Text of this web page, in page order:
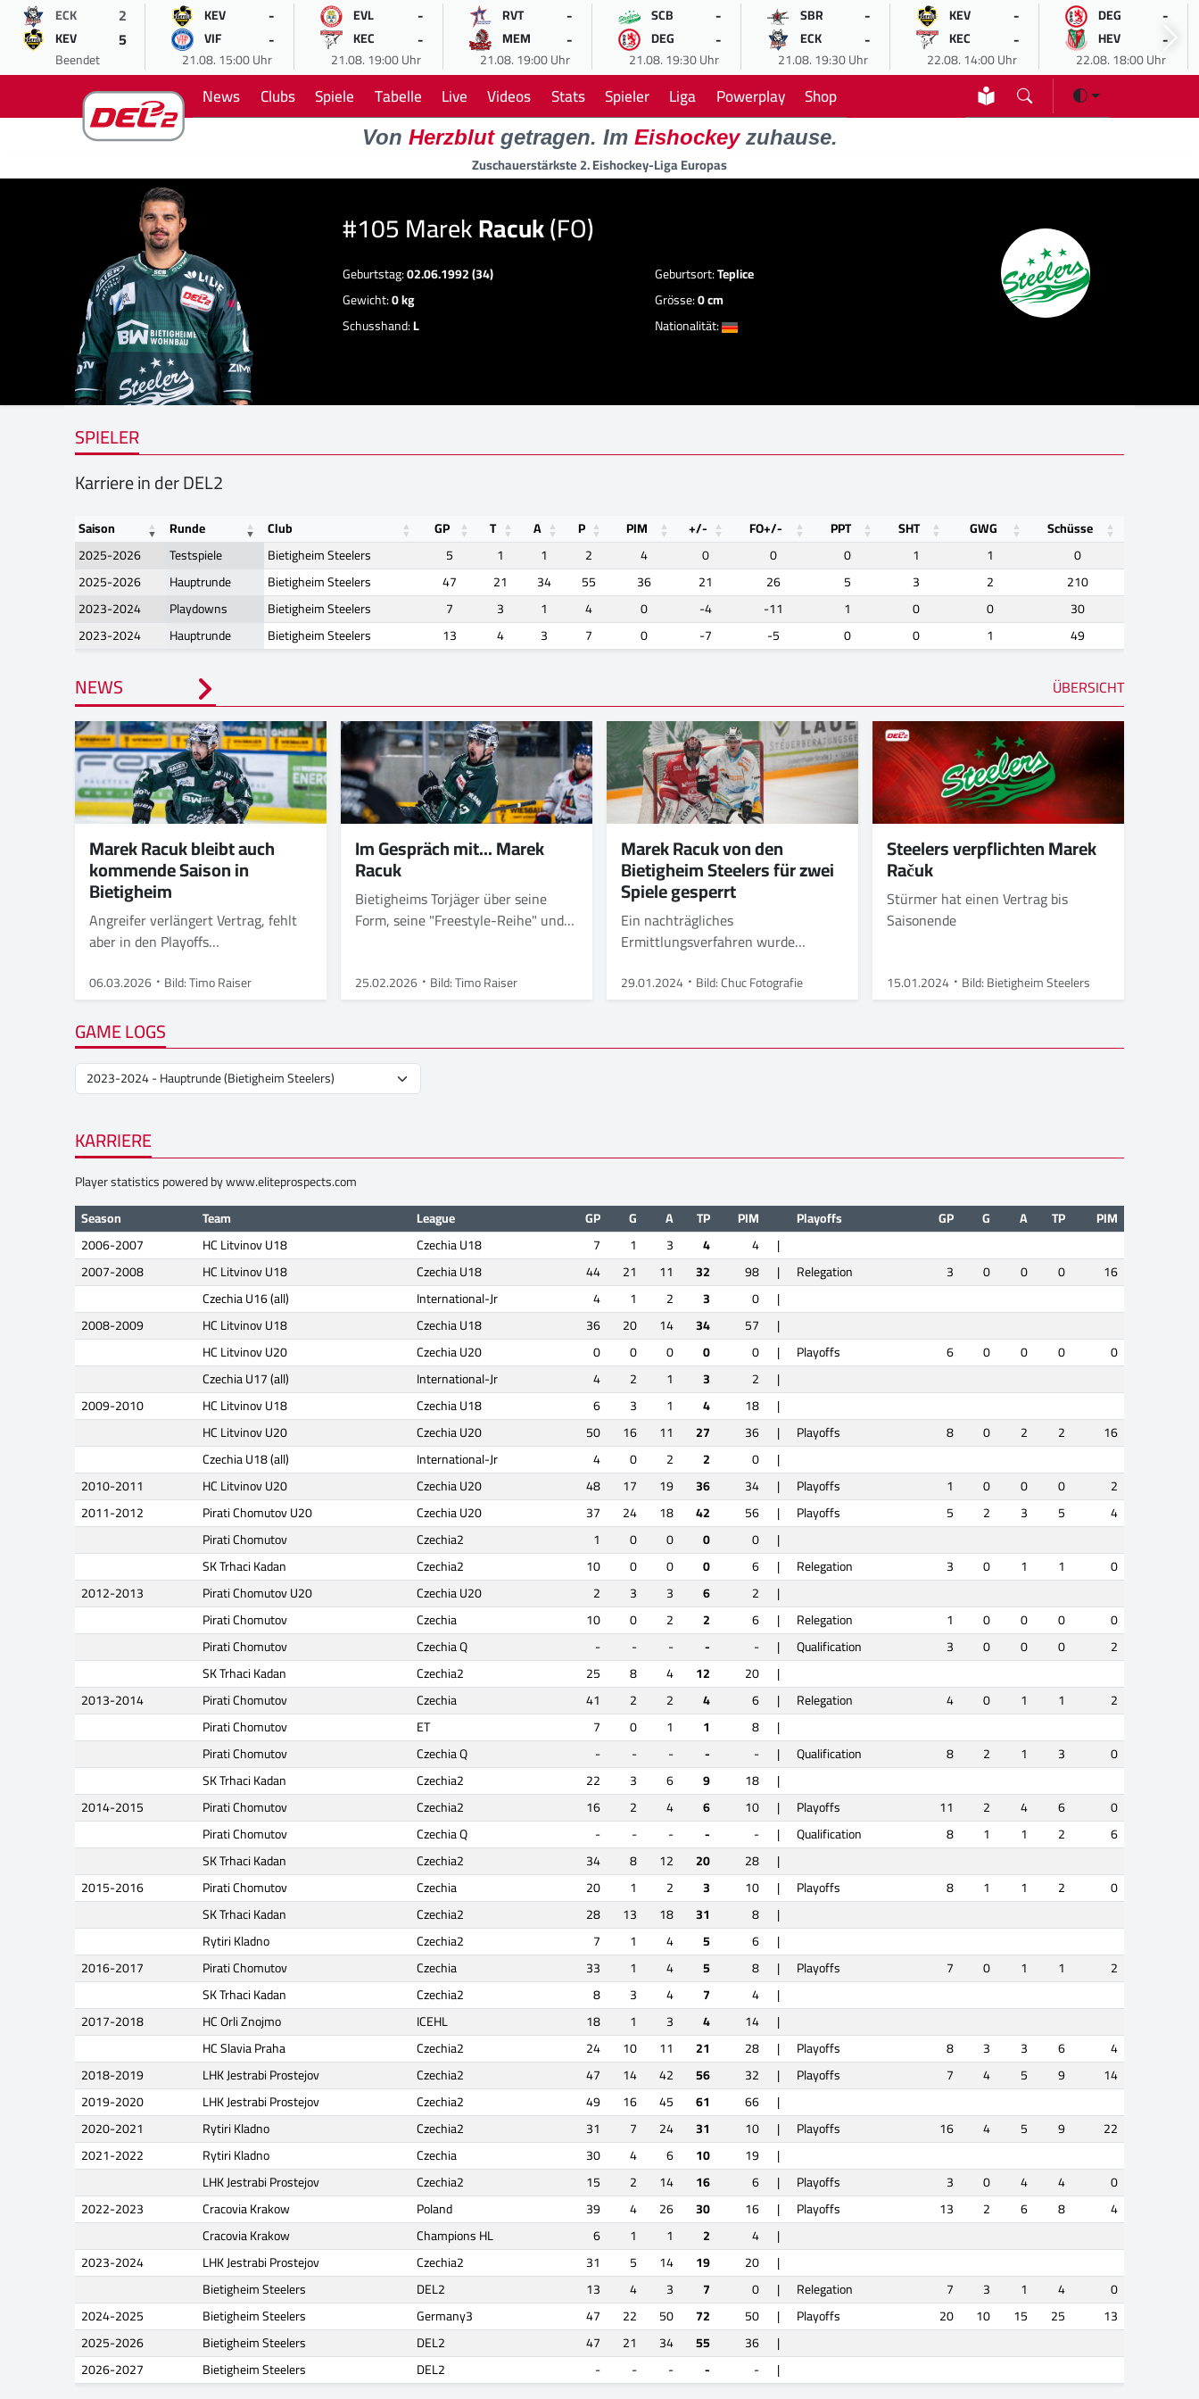
ECK 2
KEV 5
Beendet
KEV -
VIF -
21.08. 15:00 Uhr
EVL -
KEC -
21.08. 19:00 Uhr
RVT -
MEM -
21.08. 19:00 Uhr
SCB -
DEG -
21.08. 19:30 Uhr
SBR -
ECK -
21.08. 19:30 Uhr
KEV -
KEC -
22.08. 14:00 Uhr
DEG -
HEV -
22.08. 18:00 Uhr
News Clubs Spiele Tabelle Live Videos Stats Spieler Liga Powerplay Shop
Von Herzblutgetragen. Im Eishockeyzuhause.
Zuschauerstärkste 2. Eishockey-Liga Europas
#105 MarekRacuk(FO)
Geburtstag:02.06.1992 (34) Geburtsort:Teplice
Gewicht:0 kg Grösse:0 cm
Schusshand:L Nationalität:
SPIELER
Karriere in der DEL2
Saison Runde Club GP T A P PIM +/- FO+/- PPT SHT GWG
Schüsse
2025-2026
Testspiele Bietigheim Steelers 5 1 1 2 4 0 0 0 1 1
0
2025-2026
Hauptrunde Bietigheim Steelers 47 21 34 55 36 21 26 5 3 2
210
2023-2024
Playdowns Bietigheim Steelers 7 3 1 4 0 -4 -11 1 0 0
30
2023-2024
Hauptrunde Bietigheim Steelers 13 4 3 7 0 -7 -5 0 0 1 49
NEWS ÜBERSICHT
Marek Racuk bleibt auch
kommende Saison in
Bietigheim
Angreifer verlängert Vertrag, fehlt
aber in den Playoffs
06.03.2026 Bild: Timo Raiser
Im Gespräch mit... Marek
Racuk
Bietigheims Torjäger über seine
Form, seine "Freestyle-Reihe" und
25.02.2026 Bild: Timo Raiser
Marek Racuk von den
Bietigheim Steelers für zwei
Spiele gesperrt
Ein nachträgliches
Ermittlungsverfahren wurde
29.01.2024 Bild: Chuc Fotografie
Steelers verpflichten Marek
Račuk
Stürmer hat einen Vertrag bis
Saisonende
15.01.2024 Bild: Bietigheim Steelers
GAME LOGS
KARRIERE
Player statistics powered bywww.eliteprospects.com
Season
Team League GP G A TP PIM Playoffs GP G A TP
PIM
2006-2007
HC Litvinov U18 Czechia U18 7 1 3 4 4
|
2007-2008
HC Litvinov U18 Czechia U18 44 21 11 32 98 | Relegation 3 0 0 0
16
Czechia U16 (all)
International-Jr 4 1 2 3 0
|
2008-2009
HC Litvinov U18 Czechia U18 36 20 14 34 57
|
HC Litvinov U20
Czechia U20 0 0 0 0 0 | Playoffs 6 0 0 0
0
Czechia U17 (all)
International-Jr 4 2 1 3 2
|
2009-2010
HC Litvinov U18 Czechia U18 6 3 1 4 18
|
HC Litvinov U20
Czechia U20 50 16 11 27 36 | Playoffs 8 0 2 2
16
Czechia U18 (all)
International-Jr 4 0 2 2 0
|
2010-2011
HC Litvinov U20 Czechia U20 48 17 19 36 34 | Playoffs 1 0 0 0
2
2011-2012
Pirati Chomutov U20 Czechia U20 37 24 18 42 56 | Playoffs 5 2 3 5
4
Pirati Chomutov
Czechia2 1 0 0 0 0
|
SK Trhaci Kadan
Czechia2 10 0 0 0 6 | Relegation 3 0 1 1
0
2012-2013
Pirati Chomutov U20 Czechia U20 2 3 3 6 2
|
Pirati Chomutov
Czechia 10 0 2 2 6 | Relegation 1 0 0 0
0
Pirati Chomutov
Czechia Q - - - - - | Qualification 3 0 0 0
2
SK Trhaci Kadan
Czechia2 25 8 4 12 20
|
2013-2014
Pirati Chomutov Czechia 41 2 2 4 6 | Relegation 4 0 1 1
2
Pirati Chomutov
ET 7 0 1 1 8
|
Pirati Chomutov
Czechia Q - - - - - | Qualification 8 2 1 3
0
SK Trhaci Kadan
Czechia2 22 3 6 9 18
|
2014-2015
Pirati Chomutov Czechia2 16 2 4 6 10 | Playoffs 11 2 4 6
0
Pirati Chomutov
Czechia Q - - - - - | Qualification 8 1 1 2
6
SK Trhaci Kadan
Czechia2 34 8 12 20 28
|
2015-2016
Pirati Chomutov Czechia 20 1 2 3 10 | Playoffs 8 1 1 2
0
SK Trhaci Kadan
Czechia2 28 13 18 31 8
|
Rytiri Kladno
Czechia2 7 1 4 5 6
|
2016-2017
Pirati Chomutov Czechia 33 1 4 5 8 | Playoffs 7 0 1 1
2
SK Trhaci Kadan
Czechia2 8 3 4 7 4
|
2017-2018
HC Orli Znojmo ICEHL 18 1 3 4 14
|
HC Slavia Praha
Czechia2 24 10 11 21 28 | Playoffs 8 3 3 6
4
2018-2019
LHK Jestrabi Prostejov Czechia2 47 14 42 56 32 | Playoffs 7 4 5 9
14
2019-2020
LHK Jestrabi Prostejov Czechia2 49 16 45 61 66
|
2020-2021
Rytiri Kladno Czechia2 31 7 24 31 10 | Playoffs 16 4 5 9
22
2021-2022
Rytiri Kladno Czechia 30 4 6 10 19
|
LHK Jestrabi Prostejov
Czechia2 15 2 14 16 6 | Playoffs 3 0 4 4
0
2022-2023
Cracovia Krakow Poland 39 4 26 30 16 | Playoffs 13 2 6 8
4
Cracovia Krakow
Champions HL 6 1 1 2 4
|
2023-2024
LHK Jestrabi Prostejov Czechia2 31 5 14 19 20
|
Bietigheim Steelers
DEL2 13 4 3 7 0 | Relegation 7 3 1 4
0
2024-2025
Bietigheim Steelers Germany3 47 22 50 72 50 | Playoffs 20 10 15 25
13
2025-2026
Bietigheim Steelers DEL2 47 21 34 55 36
|
2026-2027
Bietigheim Steelers DEL2 - - - - -
|